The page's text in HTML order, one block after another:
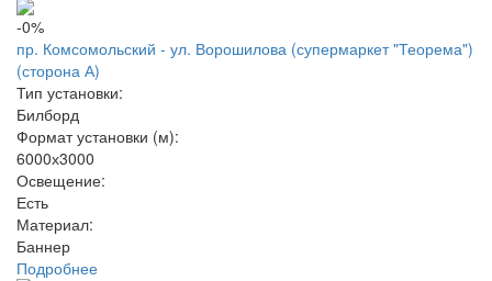
-0%
пр. Комсомольский - ул. Ворошилова (супермаркет "Теорема")
(сторона А)
Тип установки:
Билборд
Формат установки (м):
6000х3000
Освещение:
Есть
Материал:
Баннер
Подробнее